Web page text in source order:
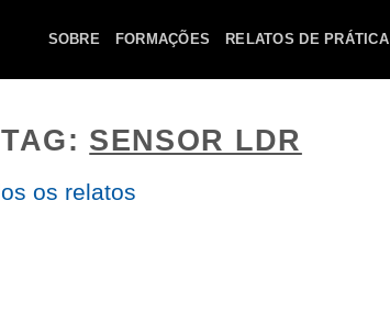
SOBRE FORMAÇÕES RELATOS DE PRÁTICA
SENSOR LDR
os relatos